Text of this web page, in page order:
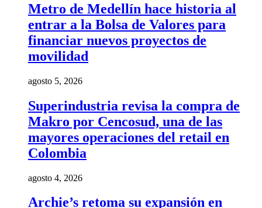
Metro de Medellín hace historia al
entrar a la Bolsa de Valores para
financiar nuevos proyectos de
movilidad
agosto 5, 2026
Superindustria revisa la compra de
Makro por Cencosud, una de las
mayores operaciones del retail en
Colombia
agosto 4, 2026
Archie’s retoma su expansión en